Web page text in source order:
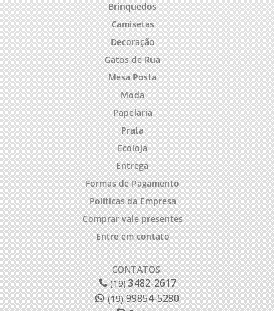
Brinquedos
Camisetas
Decoração
Gatos de Rua
Mesa Posta
Moda
Papelaria
Prata
Ecoloja
Entrega
Formas de Pagamento
Políticas da Empresa
Comprar vale presentes
Entre em contato
CONTATOS:
(19)3482-2617
(19)99854-5280